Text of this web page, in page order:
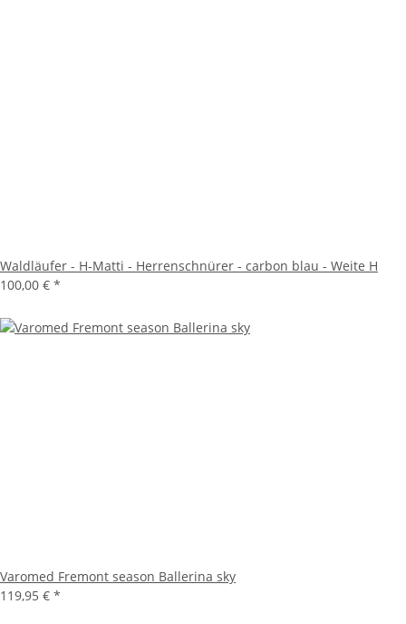
Waldläufer - H-Matti - Herrenschnürer - carbon blau - Weite H
100,00 € *
Varomed Fremont season Ballerina sky
119,95 € *